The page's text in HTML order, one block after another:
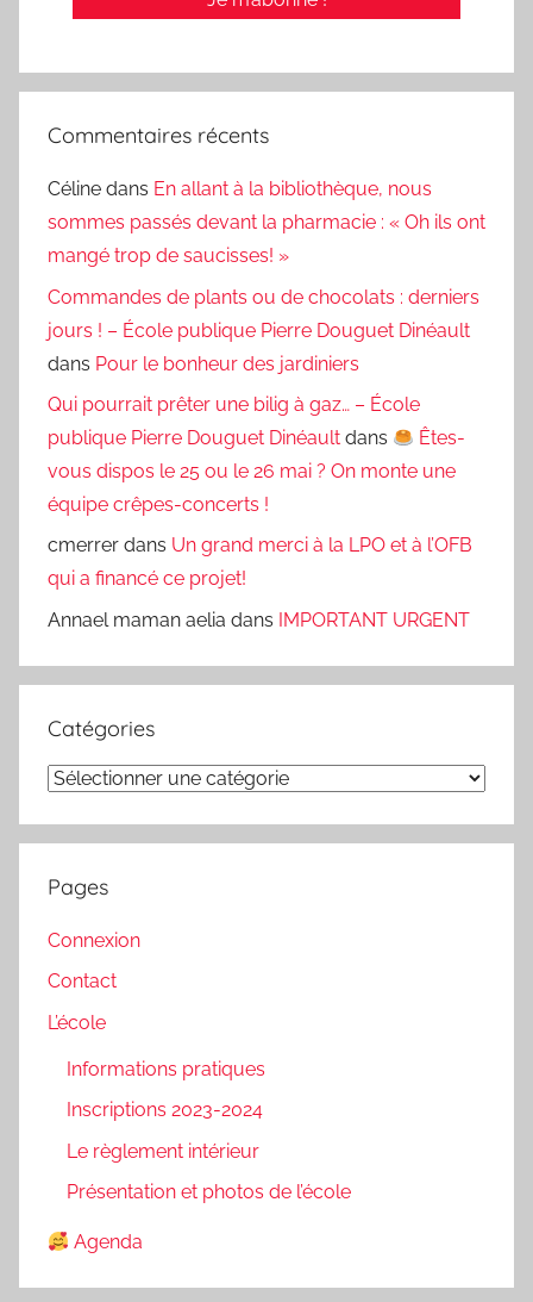
Commentaires récents
Céline dans En allant à la bibliothèque, nous
sommes passés devant la pharmacie : « Oh ils ont
mangé trop de saucisses! »
Commandes de plants ou de chocolats : derniers
jours ! – École publique Pierre Douguet Dinéault
dans Pour le bonheur des jardiniers
Qui pourrait prêter une bilig à gaz… – École
publique Pierre Douguet Dinéault dans
Êtes-
vous dispos le 25 ou le 26 mai ? On monte une
équipe crêpes-concerts !
cmerrer dans Un grand merci à la LPO et à l’OFB
qui a financé ce projet!
Annael maman aelia dans IMPORTANT URGENT
Catégories
Catégories
Pages
Connexion
Contact
L’école
Informations pratiques
Inscriptions 2023-2024
Le règlement intérieur
Présentation et photos de l’école
Agenda